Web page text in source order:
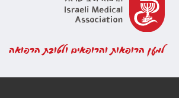
למען הרופאות והרופאים ולטובת הרפואה